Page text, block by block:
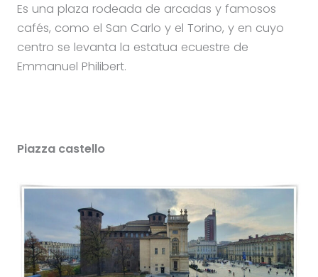
Es una plaza rodeada de arcadas y famosos
cafés, como el San Carlo y el Torino, y en cuyo
centro se levanta la estatua ecuestre de
Emmanuel Philibert.
Piazza castello